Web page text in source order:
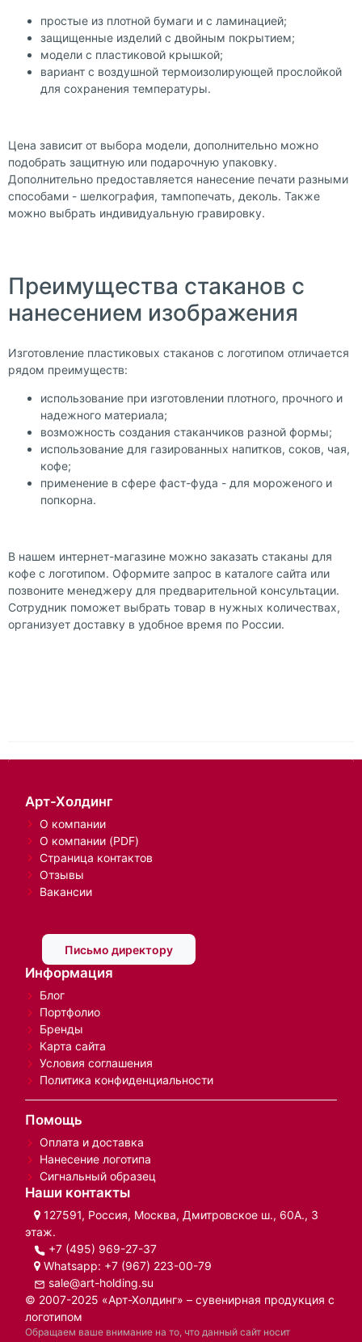
простые из плотной бумаги и с ламинацией;
защищенные изделий с двойным покрытием;
модели с пластиковой крышкой;
вариант с воздушной термоизолирующей прослойкой
для сохранения температуры.
Цена зависит от выбора модели, дополнительно можно
подобрать защитную или подарочную упаковку.
Дополнительно предоставляется нанесение печати разными
способами - шелкография, тампопечать, деколь. Также
можно выбрать индивидуальную гравировку.
Преимущества стаканов с
нанесением изображения
Изготовление пластиковых стаканов с логотипом отличается
рядом преимуществ:
использование при изготовлении плотного, прочного и
надежного материала;
возможность создания стаканчиков разной формы;
использование для газированных напитков, соков, чая,
кофе;
применение в сфере фаст-фуда - для мороженого и
попкорна.
В нашем интернет-магазине можно заказать стаканы для
кофе с логотипом. Оформите запрос в каталоге сайта или
позвоните менеджеру для предварительной консультации.
Сотрудник поможет выбрать товар в нужных количествах,
организует доставку в удобное время по России.
Арт-Холдинг
О компании
О компании (PDF)
Страница контактов
Отзывы
Вакансии
Письмо директору
Информация
Блог
Портфолио
Бренды
Карта сайта
Условия соглашения
Политика конфиденциальности
Помощь
Оплата и доставка
Нанесение логотипа
Сигнальный образец
Наши контакты
127591, Россия, Москва, Дмитровское ш., 60А., 3
этаж.
+7 (495) 969-27-37
Whatsapp: +7 (967) 223-00-79
sale@art-holding.su
© 2007-2025 «Арт-Холдинг» – сувенирная продукция с
логотипом
Обращаем ваше внимание на то, что данный сайт носит